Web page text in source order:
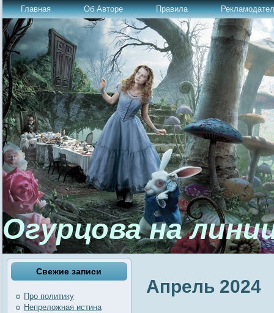
Главная Об Авторе Правила
Огурцова на
Свежие записи
Про политику
Непреложная истина
Апрель 2024